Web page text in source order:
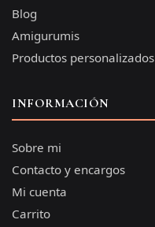
Blog
Amigurumis
Productos personalizados
INFORMACIÓN
Sobre mi
Contacto y encargos
Mi cuenta
Carrito